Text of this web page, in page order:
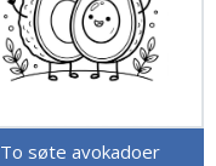
To søte avokadoer